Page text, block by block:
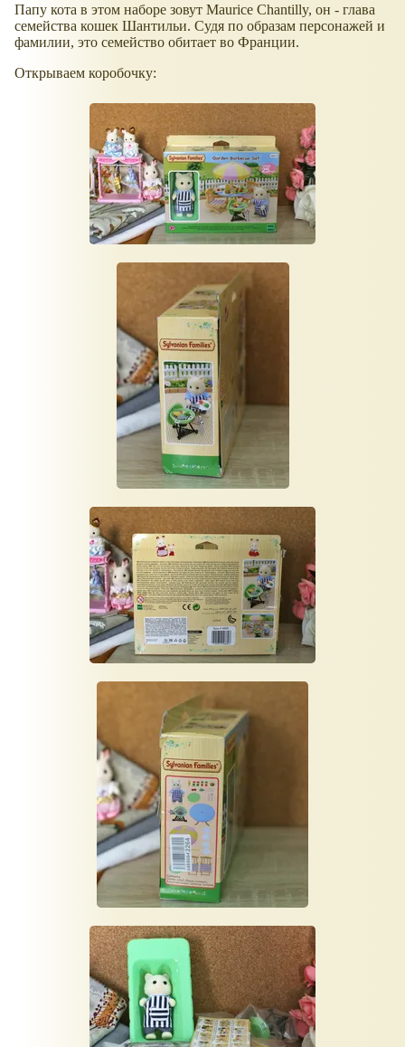
Папу кота в этом наборе зовут Maurice Chantilly, он - глава
семейства кошек Шантильи. Судя по образам персонажей и
фамилии, это семейство обитает во Франции.
Открываем коробочку: